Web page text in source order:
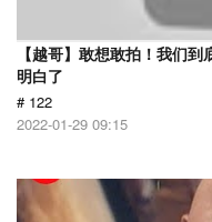
【越哥】敢想敢拍！我们
明白了
# 122
2022-01-29 09:15